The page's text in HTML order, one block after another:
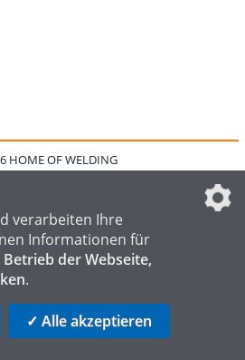
HOME OF WELDING
IMPRESSUM
HOME OF LOGISTICS
verarbeiten Ihre
Informationen für
Betrieb der Webseite,
.
✓ Alle akzeptieren